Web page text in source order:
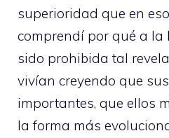
superioridad que en
comprendí por qué a
sido prohibida tal
vivían creyendo que
importantes, que ellos
la forma más